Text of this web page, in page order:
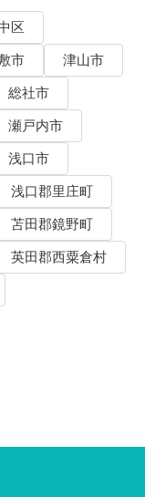
区
市
津山市
総社市
瀬戸内市
浅口市
浅口郡里庄町
苫田郡鏡野町
英田郡西粟倉村